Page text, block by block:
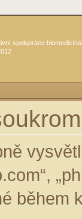
spolupráce
během